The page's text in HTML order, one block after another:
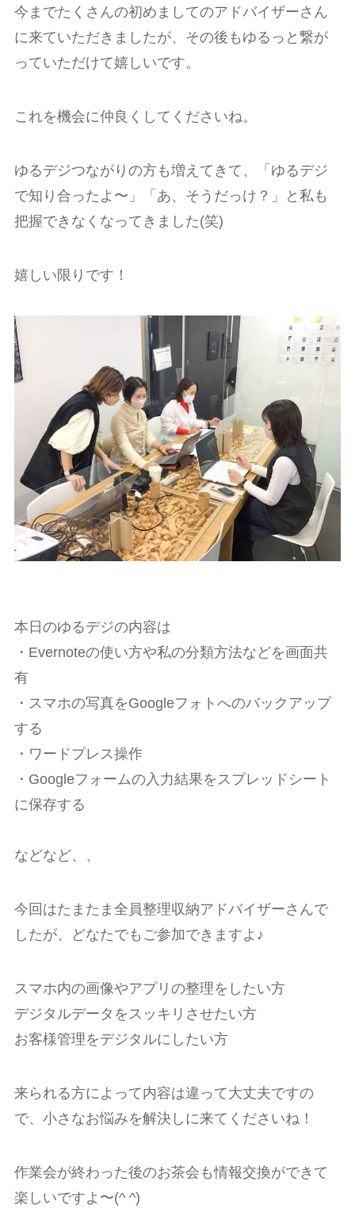
今までたくさんの初めましてのアドバイザーさん
に来ていただきましたが、その後もゆるっと繋が
っていただけて嬉しいです。
これを機会に仲良くしてくださいね。
ゆるデジつながりの方も増えてきて、「ゆるデジ
で知り合ったよ〜」「あ、そうだっけ？」と私も
把握できなくなってきました(笑)
嬉しい限りです！
本日のゆるデジの内容は
・Evernoteの使い方や私の分類方法などを画面共
有
・スマホの写真をGoogleフォトへのバックアップ
する
・ワードプレス操作
・Googleフォームの入力結果をスプレッドシート
に保存する
などなど、、
今回はたまたま全員整理収納アドバイザーさんで
したが、どなたでもご参加できますよ♪
スマホ内の画像やアプリの整理をしたい方
デジタルデータをスッキリさせたい方
お客様管理をデジタルにしたい方
来られる方によって内容は違って大丈夫ですの
で、小さなお悩みを解決しに来てくださいね！
作業会が終わった後のお茶会も情報交換ができて
楽しいですよ〜(^ ^)